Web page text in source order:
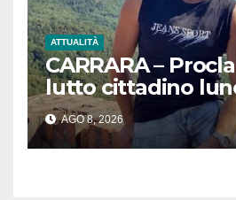
ATTUALITÀ
CARRARA –
lutto cittadino
agosto in
le esequie di
AGO 8, 2026